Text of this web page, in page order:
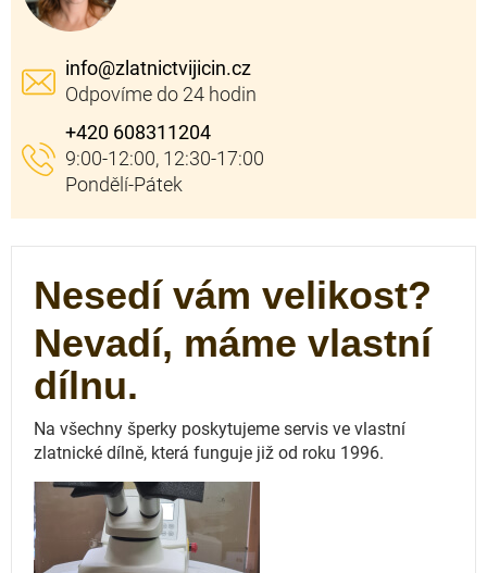
info@zlatnictvijicin.cz
+420 608311204
Nesedí vám velikost?
Nevadí, máme vlastní
dílnu.
Na všechny šperky poskytujeme servis ve vlastní
zlatnické dílně, která funguje již od roku 1996.